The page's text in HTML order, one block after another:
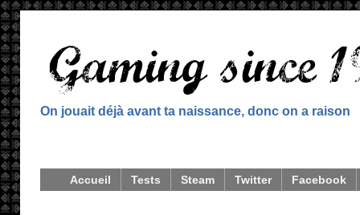
On jouait déjà avant ta naissance, donc on a raison
Accueil Tests Steam Twitter Facebook